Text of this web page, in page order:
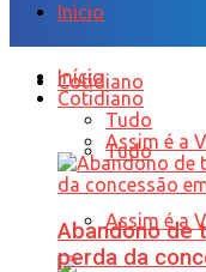
Início
Cotidiano
Tudo
Assim é a
Início
Cotidiano
Tudo
Assim é a
Abandono de
perda da